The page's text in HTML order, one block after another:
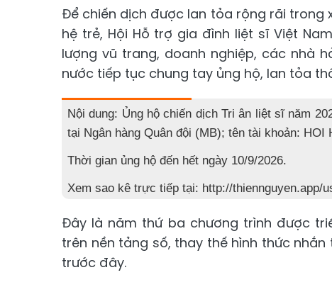
Để chiến dịch được lan tỏa rộng rãi trong
hệ trẻ, Hội Hỗ trợ gia đình liệt sĩ Việt
lượng vũ trang, doanh nghiệp, các nhà
nước tiếp tục chung tay ủng hộ, lan tỏa
Nội dung: Ủng hộ chiến dịch Tri ân liệt sĩ năm
tại Ngân hàng Quân đội (MB); tên tài khoản: HOI
Thời gian ủng hộ đến hết ngày 10/9/2026.
Xem sao kê trực tiếp tại: http://thiennguyen.app/
Đây là năm thứ ba chương trình được
trên nền tảng số, thay thế hình thức
trước đây.